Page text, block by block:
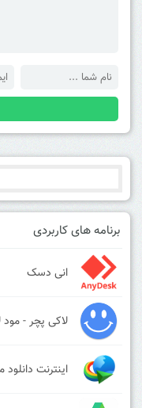
برنامه های کاربردی
انی دسک
لاکی پچر - مود
اینترنت دانلود